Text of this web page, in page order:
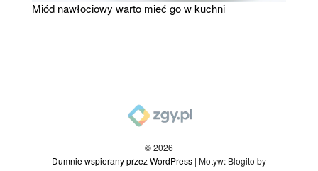
Miód nawłociowy warto mieć go w kuchni
© 2026
Dumnie wspierany przez WordPress | Motyw: Blogito by